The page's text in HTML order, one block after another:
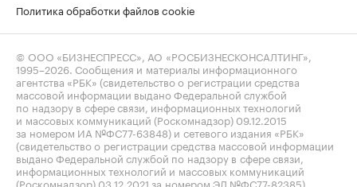
Политика обработки файлов cookie
© ООО «БИЗНЕСПРЕСС», АО «РОСБИЗНЕСКОНСАЛТИНГ»,
1995–2026 . Сообщения и материалы информационного
агентства «РБК» (свидетельство о регистрации средства
массовой информации выдано Федеральной службой
по надзору в сфере связи, информационных технологий
и массовых коммуникаций (Роскомнадзор) 09.12.2015
за номером ИА №ФС77-63848) и сетевого издания «РБК»
(свидетельство о регистрации средства массовой информации
выдано Федеральной службой по надзору в сфере связи,
информационных технологий и массовых коммуникаций
(Роскомнадзор) 03.12.2021 за номером ЭЛ №ФС77-82385)